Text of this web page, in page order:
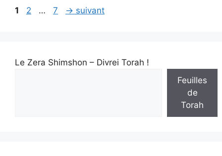
1 2 … 7 → suivant
Le Zera Shimshon – Divrei Torah !
Feuilles
de
Torah